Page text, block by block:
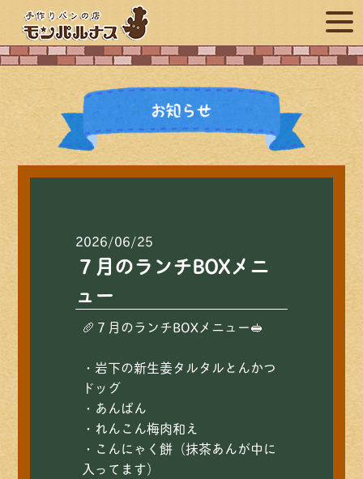
2026/06/25
７月のランチBOXメニ
ュー
🥖７月のランチBOXメニュー🥪
・岩下の新生姜タルタルとんかつ
ドッグ
・あんぱん
・れんこん梅肉和え
・こんにゃく餅（抹茶あんが中に
入ってます）